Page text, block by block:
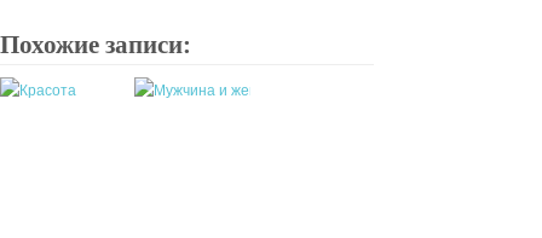
Похожие записи: